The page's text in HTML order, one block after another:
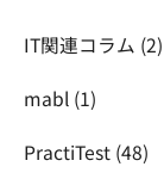
IT関連コラム (2)
mabl (1)
PractiTest (48)